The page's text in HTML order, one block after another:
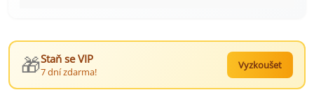
🎁Staň se VIP
7 dní zdarma!
Vyzkoušet